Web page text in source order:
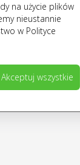
na użycie plików
nieustannie
w Polityce
Akceptuj wszystkie